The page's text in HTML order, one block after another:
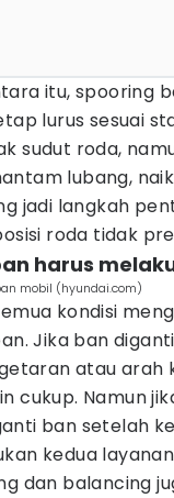
itu, spooring
lurus sesuai
sudut roda,
lubang,
jadi langkah
roda tidak
harus
mobil (hyundai.com)
kondisi
Jika ban
atau arah
cukup. Namun
ban setelah
kedua
dan balancing